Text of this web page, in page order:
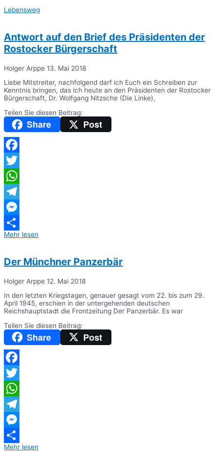
Lebensweg
Antwort auf den Brief des Präsidenten der
Rostocker Bürgerschaft
Holger Arppe 13. Mai 2018
Liebe Mitstreiter, nachfolgend darf ich Euch ein Schreiben zur
Kenntnis bringen, das ich heute an den Präsidenten der Rostocker
Bürgerschaft, Dr. Wolfgang Nitzsche (Die Linke),
Teilen Sie diesen Beitrag:
Share Post
Facebook
Twitter
WhatsApp
Telegram
Messenger
Teilen
Mehr lesen
Der Münchner Panzerbär
Holger Arppe 12. Mai 2018
In den letzten Kriegstagen, genauer gesagt vom 22. bis zum 29.
April 1945, erschien in der untergehenden deutschen
Reichshauptstadt die Frontzeitung Der Panzerbär. Es war
Teilen Sie diesen Beitrag:
Share Post
Facebook
Twitter
WhatsApp
Telegram
Messenger
Teilen
Mehr lesen